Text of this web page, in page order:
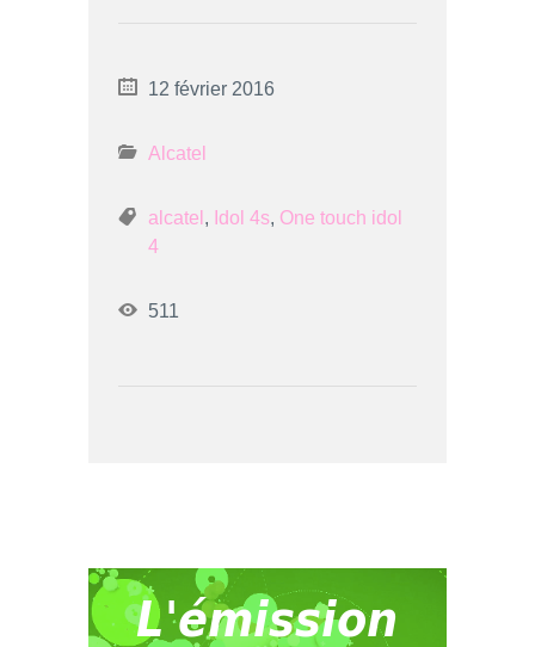
12 février 2016
Alcatel
alcatel , Idol 4s, One touch idol
4
511